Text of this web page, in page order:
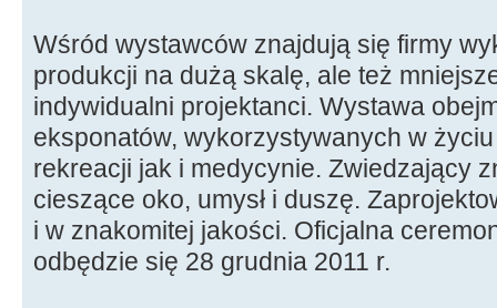
Wśród wystawców znajdują się firmy
produkcji na dużą skalę, ale też
indywidualni projektanci. Wystawa
eksponatów, wykorzystywanych w
rekreacji jak i medycynie. Zwiedzający
cieszące oko, umysł i duszę.
i w znakomitej jakości. Oficjalna
odbędzie się 28 grudnia 2011 r.